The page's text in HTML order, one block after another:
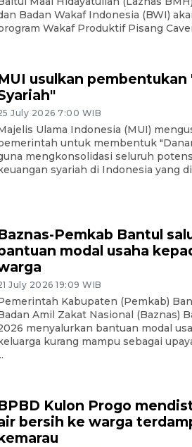
Badan Wakaf Indonesia (BWI)
Wakaf Produktif Pisang
usulkan pembentukan
July 2026 7:00 WIB
Ulama Indonesia (MUI)
untuk membentuk
mengkonsolidasi seluruh
syariah di Indonesia yang
Pemkab Bantul
modal usaha
July 2026 19:09 WIB
Kabupaten (Pemkab)
Amil Zakat Nasional (Baznas)
menyalurkan bantuan modal
kurang mampu sebagai
Kulon Progo
bersih ke warga